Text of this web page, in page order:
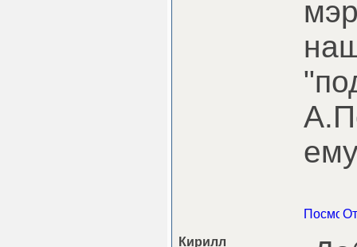
Кирилл